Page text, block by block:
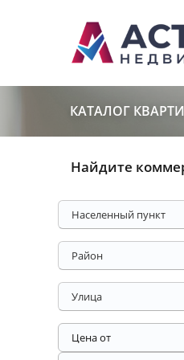
КАТАЛОГ
Найдите
Населенный пункт
Район
Улица